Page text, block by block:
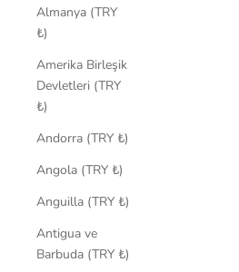
Almanya (TRY
₺)
Amerika Birleşik
Devletleri (TRY
₺)
Andorra (TRY ₺)
Angola (TRY ₺)
Anguilla (TRY ₺)
Antigua ve
Barbuda (TRY ₺)